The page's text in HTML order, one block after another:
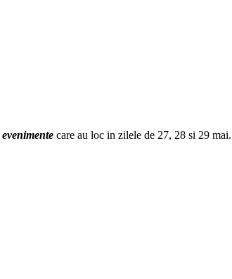
evenimente care au loc in zilele de 27, 28 si 29 mai.